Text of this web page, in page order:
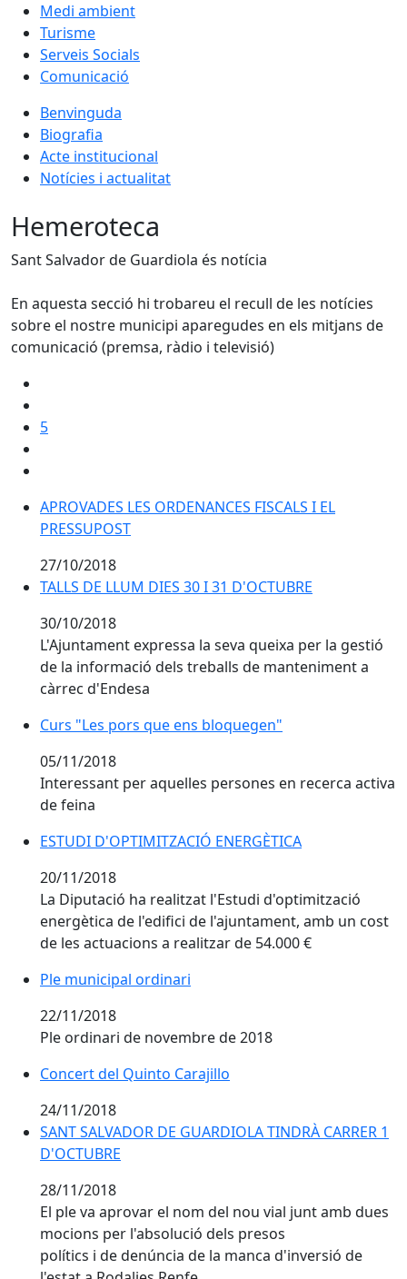
Medi ambient
Turisme
Serveis Socials
Comunicació
Benvinguda
Biografia
Acte institucional
Notícies i actualitat
Hemeroteca
Sant Salvador de Guardiola és notícia
En aquesta secció hi trobareu el recull de les notícies
sobre el nostre municipi aparegudes en els mitjans de
comunicació (premsa, ràdio i televisió)
5
APROVADES LES ORDENANCES FISCALS I EL
APROVADES LES ORDENANCES FISCALS I EL
PRESSUPOST
27/10/2018
TALLS DE LLUM DIES 30 I 31 D'OCTUBRE
TALLS DE LLUM DIES 30 I 31 D'OCTUBRE
30/10/2018
L'Ajuntament expressa la seva queixa per la gestió
de la informació dels treballs de manteniment a
càrrec d'Endesa
Curs "Les pors que ens bloquegen"
Curs "Les pors que ens bloquegen"
05/11/2018
Interessant per aquelles persones en recerca activa
de feina
ESTUDI D'OPTIMITZACIÓ ENERGÈTICA
ESTUDI D'OPTIMITZACIÓ ENERGÈTICA
20/11/2018
La Diputació ha realitzat l'Estudi d'optimització
energètica de l'edifici de l'ajuntament, amb un cost
de les actuacions a realitzar de 54.000 €
Ple municipal ordinari
22/11/2018
Ple ordinari de novembre de 2018
Concert del Quinto Carajillo
Concert del Quinto Carajillo
24/11/2018
SANT SALVADOR DE GUARDIOLA TINDRÀ CARRER 1
SANT SALVADOR DE GUARDIOLA TINDRÀ CARRER 1
D'OCTUBRE
28/11/2018
El ple va aprovar el nom del nou vial junt amb dues
mocions per l'absolució dels presos
polítics i de denúncia de la manca d'inversió de